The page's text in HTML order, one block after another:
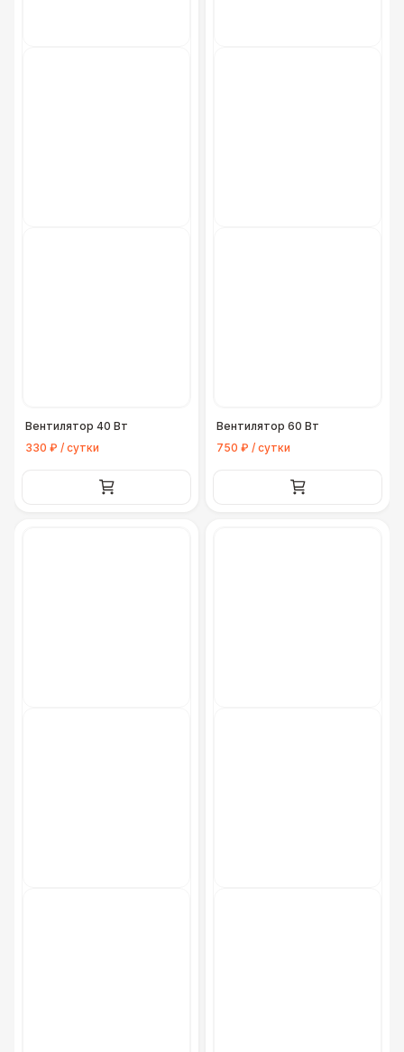
Вентилятор 40 Вт
330 ₽ / сутки
Вентилятор 60 Вт
750 ₽ / сутки